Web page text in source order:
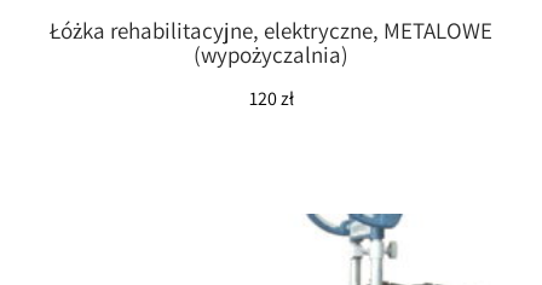
Łóżka rehabilitacyjne, elektryczne, METALOWE
(wypożyczalnia)
120zł